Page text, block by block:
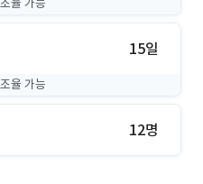
율 가능
15일
율 가능
12명